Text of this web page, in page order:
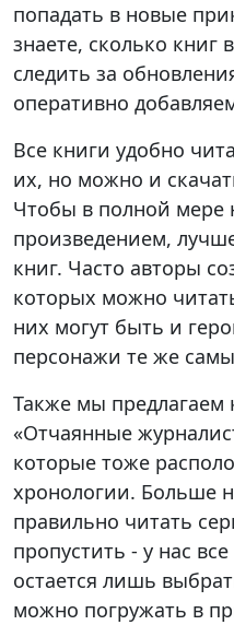
попадать в новые
знаете, сколько
следить за
оперативно
Все книги удобно
их, но можно и
Чтобы в полной мере
произведением,
книг. Часто авторы
которых можно
них могут быть и
персонажи те же
Также мы предлагаем
«Отчаянные
которые тоже
хронологии. Больше
правильно читать
пропустить - у нас
остается лишь
можно погружать в